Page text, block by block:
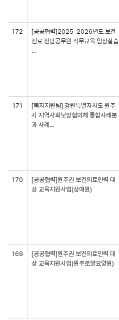
172
[공공협력]2025-2026년도 보건
진료 전담공무원 직무교육 임상실습
...
171
[복지지원팀] 강원특별자치도 원주
시 지역사회보장협의체 통합사례분
과 사례...
170
[공공협력]원주권 보건의료인력 대
상 교육지원사업(상애원)
169
[공공협력]원주권 보건의료인력 대
상 교육지원사업(원주로얄요양원)